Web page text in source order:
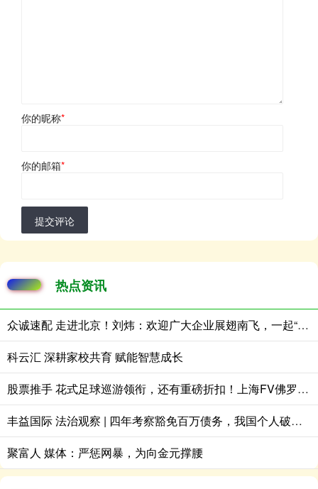
你的昵称*
你的邮箱*
提交评论
热点资讯
众诚速配 走进北京！刘炜：欢迎广大企业展翅南飞，一起“来南沙，创未来”
科云汇 深耕家校共育 赋能智慧成长
股票推手 花式足球巡游领衔，还有重磅折扣！上海FV佛罗伦萨小镇开启夏日主题活动
丰益国际 法治观察 | 四年考察豁免百万债务，我国个人破产首案带来哪些启示？
聚富人 媒体：严惩网暴，为向金元撑腰